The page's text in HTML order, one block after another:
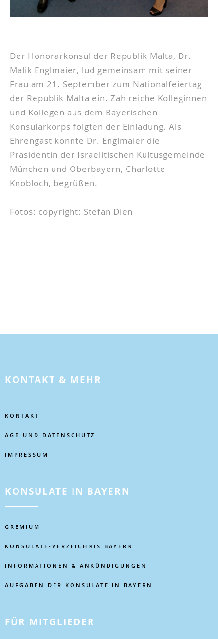
Der Honorarkonsul der Republik Malta, Dr.
Malik Englmaier, lud gemeinsam mit seiner
Frau am 21. September zum Nationalfeiertag
der Republik Malta ein. Zahlreiche Kolleginnen
und Kollegen aus dem Bayerischen
Konsularkorps folgten der Einladung. Als
Ehrengast konnte Dr. Englmaier die
Präsidentin der Israelitischen Kultusgemeinde
München und Oberbayern, Charlotte
Knobloch, begrüßen.
Fotos: copyright: Stefan Dien
KONTAKT & MEHR
KONTAKT
AGB UND DATENSCHUTZ
IMPRESSUM
KONSULATE IN BAYERN
GREMIUM
KONSULATE-VERZEICHNIS BAYERN
INFORMATIONEN & ANKÜNDIGUNGEN
AUFGABEN DER KONSULATE IN BAYERN
FÜR MITGLIEDER